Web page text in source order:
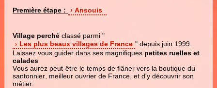
Première étape : Ansouis
Village perchéclassé parmi "
Les plus beaux villages de France " depuis juin 1999.
Laissez vous guider dans ses magnifiques petites ruelles et
calades
Vous aurez peut-être le temps de flâner vers la boutique du
santonnier, meilleur ouvrier de France, et d'y découvrir son
métier.